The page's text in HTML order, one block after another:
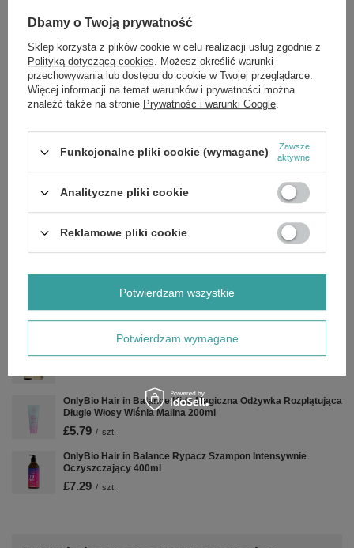
Podrażnionej Skóry Głowy 400ml
szt.
OKAZJA
OnlyBio Hair in Balance Toner Truskawkowy do Włosów Blond
100ml
OnlyBio Hair Cycling Nawilżenie Szampon do Włosów i Skóry
OnlyBio Body in Balance Nawilżający Krem do rąk Pistacja
£2.99 / szt.
Czekolada 100ml
£3.20 / szt.
Cena regularna:£7.99 -60%
OnlyBio Hair in Balance Toner do Włosów Banoffee 100ml
OnlyBio Hair in Balance Kids Magiczna Odżywka Rozplątująca
Długie Włosy Wiśnia Malina 200ml
£5.79 / szt.
OnlyBio Hair in Balance Rypacz Szampon Intensywnie
Oczyszczający 400ml
£7.29 / szt.
Dbamy o Twoją prywatność
Sklep korzysta z plików cookie w celu realizacji usług zgodnie z
Polityką dotyczącą cookies. Możesz określić warunki
przechowywania lub dostępu do cookie w Twojej przeglądarce.
Więcej informacji na temat warunków i prywatności można
znaleźć także na stronie Prywatność i warunki Google.
Funkcjonalne pliki cookie (wymagane)
Zawsze
aktywne
Analityczne pliki cookie
Reklamowe pliki cookie
Potwierdzam wymagane
Potwierdzam wszystkie